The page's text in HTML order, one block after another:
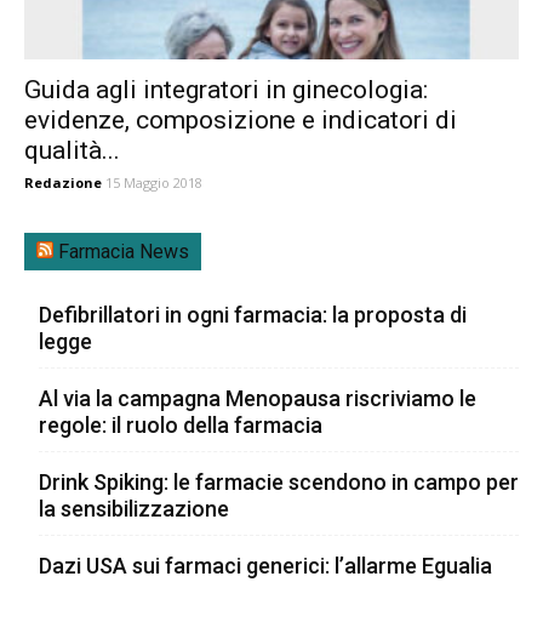
Guida agli integratori in ginecologia:
evidenze, composizione e indicatori di
qualità...
Redazione 15 Maggio 2018
Farmacia News
Defibrillatori in ogni farmacia: la proposta di
legge
Al via la campagna Menopausa riscriviamo le
regole: il ruolo della farmacia
Drink Spiking: le farmacie scendono in campo per
la sensibilizzazione
Dazi USA sui farmaci generici: l’allarme Egualia